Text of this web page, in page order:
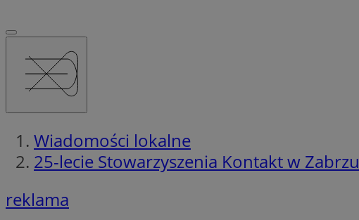
Wiadomości lokalne
25-lecie Stowarzyszenia Kontakt w Zabrzu
reklama